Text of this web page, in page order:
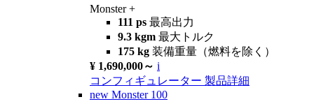
Monster +
111 ps 最高出力
9.3 kgm 最大トルク
175 kg 装備重量（燃料を除く）
¥ 1,690,000～ i
コンフィギュレーター 製品詳細
new Monster 100